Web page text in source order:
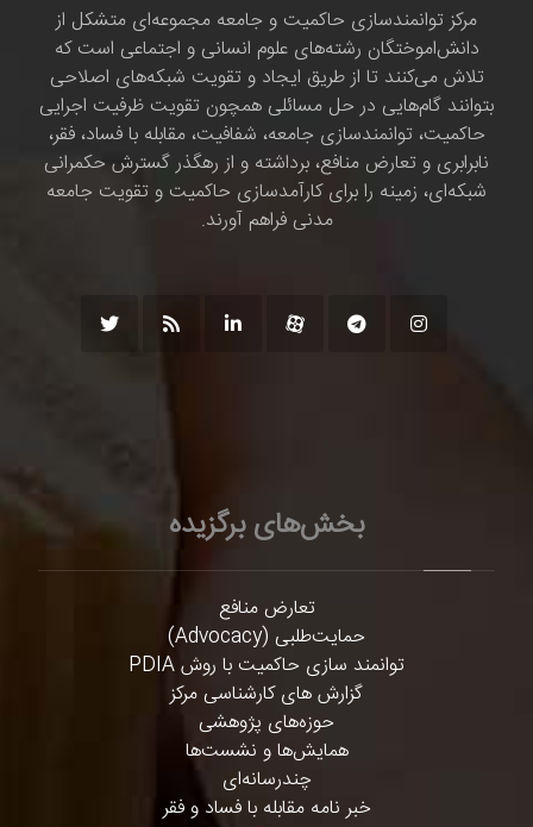
مرکز توانمندسازی حاکمیت و جامعه مجموعه‌ای متشکل از
دانش‌اموختگان رشته‌های علوم انسانی و اجتماعی است که
تلاش می‌کنند تا از طریق ایجاد و تقویت شبکه‌های اصلاحی
بتوانند گام‌هایی در حل مسائلی همچون تقویت ظرفیت اجرایی
حاکمیت، توانمندسازی جامعه، شفافیت، مقابله با فساد، فقر،
نابرابری و تعارض منافع، برداشته و از رهگذر گسترش حکمرانی
شبکه‌ای، زمینه را برای کارآمدسازی حاکمیت و تقویت جامعه
مدنی فراهم آورند.
بخش‌های برگزیده
تعارض منافع
حمایت‌طلبی (Advocacy)
توانمند سازی حاکمیت با روش PDIA
گزارش های کارشناسی مرکز
حوزه‌های پژوهشی
همایش‌ها و نشست‌ها
چندرسانه‌ای
خبر نامه مقابله با فساد و فقر